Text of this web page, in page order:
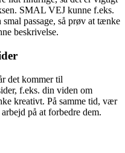
SMAL VEJ kunne f.eks.
passage, så prøv at tænke
beskrivelse.
det kommer til
f.eks. din viden om
kreativt. På samme tid, vær
på at forbedre dem.